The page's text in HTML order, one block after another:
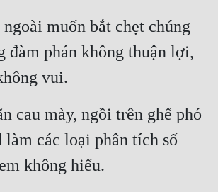
muốn bắt chẹt chúng
đàm phán không thuận lợi,
vui.
cau mày, ngồi trên ghế phó
làm các loại phân tích số
không hiểu.